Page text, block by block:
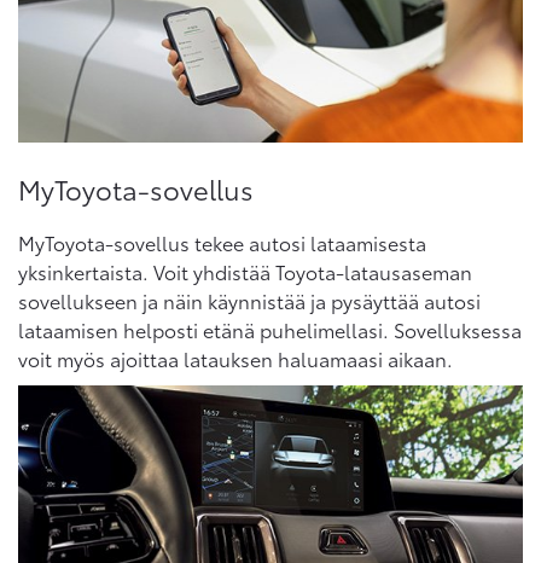
MyToyota-sovellus
MyToyota-sovellus tekee autosi lataamisesta
yksinkertaista. Voit yhdistää Toyota-latausaseman
sovellukseen ja näin käynnistää ja pysäyttää autosi
lataamisen helposti etänä puhelimellasi. Sovelluksessa
voit myös ajoittaa latauksen haluamaasi aikaan.